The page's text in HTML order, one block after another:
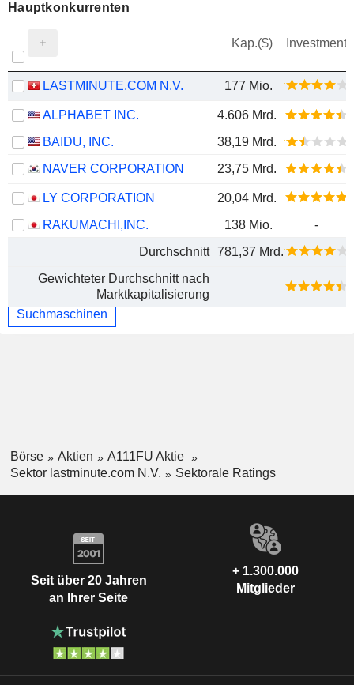
Hauptkonkurrenten
Kap.($) Investment
LASTMINUTE.COM N.V. 177 Mio.
ALPHABET INC.
4.606 Mrd.
BAIDU, INC.
38,19 Mrd.
NAVER CORPORATION
23,75 Mrd.
LY CORPORATION
20,04 Mrd.
RAKUMACHI,INC.
138 Mio.
-
Durchschnitt 781,37 Mrd.
Gewichteter Durchschnitt nach
Marktkapitalisierung
Suchmaschinen
Börse Aktien
A111FU Aktie
Sektor lastminute.com N.V.
Sektorale Ratings
Seit über 20 Jahren
an Ihrer Seite
+ 1.300.000
Mitglieder